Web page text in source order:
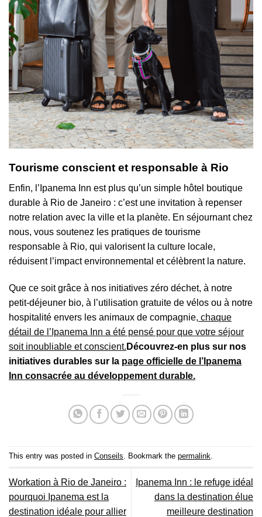
Tourisme conscient et responsable à Rio
Enfin, l’Ipanema Inn est plus qu’un simple hôtel boutique
durable à Rio de Janeiro : c’est une invitation à repenser
notre relation avec la ville et la planète. En séjournant chez
nous, vous soutenez les pratiques de tourisme
responsable à Rio, qui valorisent la culture locale,
réduisent l’impact environnemental et célèbrent la nature.
Que ce soit grâce à nos initiatives zéro déchet, à notre
petit-déjeuner bio, à l’utilisation gratuite de vélos ou à notre
hospitalité envers les animaux de compagnie, chaque
détail de l’Ipanema Inn a été pensé pour que votre séjour
soit inoubliable et conscient. Découvrez-en plus sur nos
initiatives durables sur la page officielle de l’Ipanema
Inn consacrée au développement durable.
This entry was posted in Conseils . Bookmark the permalink
Workation à Rio de Janeiro :
pourquoi Ipanema est la
destination idéale pour allier
Ipanema Inn : le refuge idéal
dans la destination élue
meilleure destination